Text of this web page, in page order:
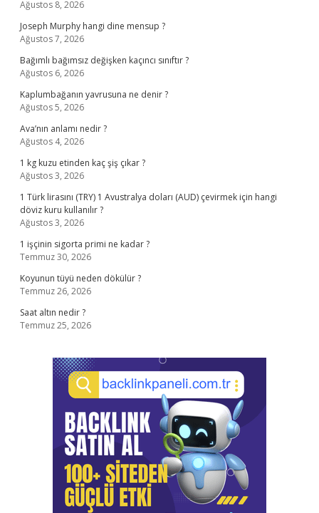
Ağustos 8, 2026
Joseph Murphy hangi dine mensup ?
Ağustos 7, 2026
Bağımlı bağımsız değişken kaçıncı sınıftır ?
Ağustos 6, 2026
Kaplumbağanın yavrusuna ne denir ?
Ağustos 5, 2026
Ava’nın anlamı nedir ?
Ağustos 4, 2026
1 kg kuzu etinden kaç şiş çıkar ?
Ağustos 3, 2026
1 Türk lirasını (TRY) 1 Avustralya doları (AUD) çevirmek için hangi
döviz kuru kullanılır ?
Ağustos 3, 2026
1 işçinin sigorta primi ne kadar ?
Temmuz 30, 2026
Koyunun tüyü neden dökülür ?
Temmuz 26, 2026
Saat altın nedir ?
Temmuz 25, 2026